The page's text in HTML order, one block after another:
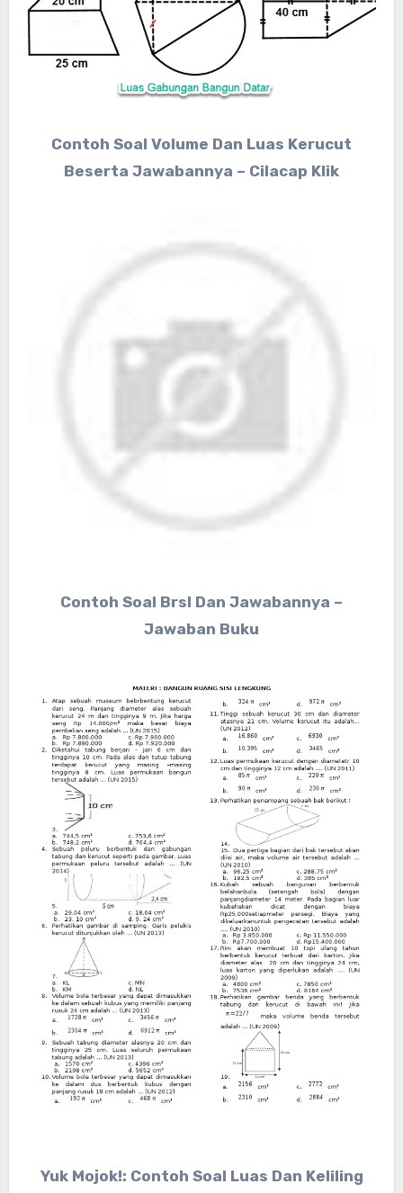
Contoh Soal Volume Dan Luas Kerucut
Beserta Jawabannya – Cilacap Klik
Contoh Soal Brsl Dan Jawabannya –
Jawaban Buku
Yuk Mojok!: Contoh Soal Luas Dan Keliling